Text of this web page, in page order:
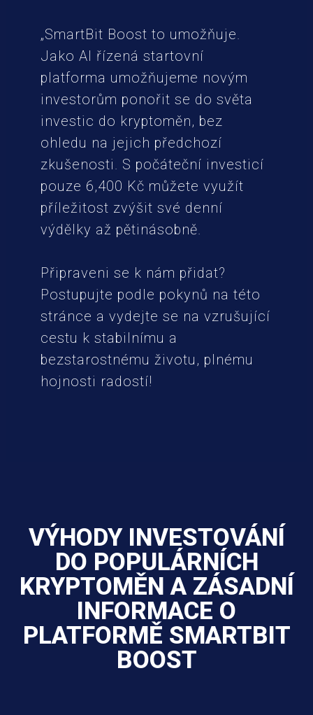
„SmartBit Boost to umožňuje.
Jako AI řízená startovní
platforma umožňujeme novým
investorům ponořit se do světa
investic do kryptoměn, bez
ohledu na jejich předchozí
zkušenosti. S počáteční investicí
pouze 6,400 Kč můžete využít
příležitost zvýšit své denní
výdělky až pětinásobně.
Připraveni se k nám přidat?
Postupujte podle pokynů na této
stránce a vydejte se na vzrušující
cestu k stabilnímu a
bezstarostnému životu, plnému
hojnosti radostí!
VÝHODY INVESTOVÁNÍ
DO POPULÁRNÍCH
KRYPTOMĚN A ZÁSADNÍ
INFORMACE O
PLATFORMĚ SMARTBIT
BOOST